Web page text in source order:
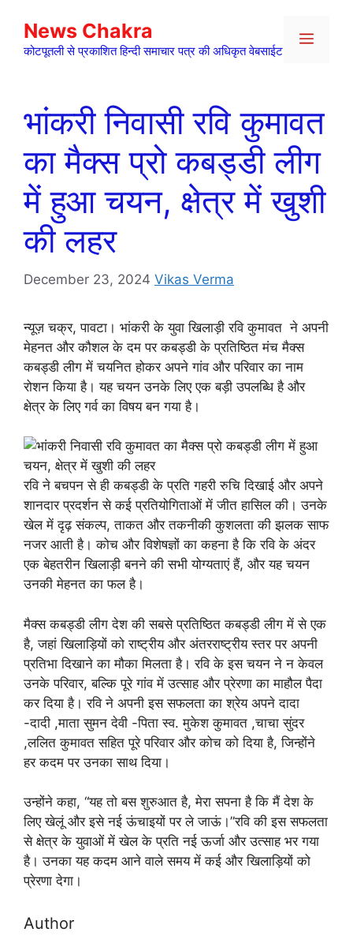
content
News Chakra
कोटपूतली से प्रकाशित हिन्दी समाचार पत्र की अधिकृत वेबसाईट
Menu
भांकरी निवासी रवि कुमावत
का मैक्स प्रो कबड्डी लीग
में हुआ चयन, क्षेत्र में खुशी
की लहर
December 23, 2024 Vikas Verma
न्यूज़ चक्र, पावटा। भांकरी के युवा खिलाड़ी रवि कुमावत ने अपनी
मेहनत और कौशल के दम पर कबड्डी के प्रतिष्ठित मंच मैक्स
कबड्डी लीग में चयनित होकर अपने गांव और परिवार का नाम
रोशन किया है। यह चयन उनके लिए एक बड़ी उपलब्धि है और
क्षेत्र के लिए गर्व का विषय बन गया है।
रवि ने बचपन से ही कबड्डी के प्रति गहरी रुचि दिखाई और अपने
शानदार प्रदर्शन से कई प्रतियोगिताओं में जीत हासिल की। उनके
खेल में दृढ़ संकल्प, ताकत और तकनीकी कुशलता की झलक साफ
नजर आती है। कोच और विशेषज्ञों का कहना है कि रवि के अंदर
एक बेहतरीन खिलाड़ी बनने की सभी योग्यताएं हैं, और यह चयन
उनकी मेहनत का फल है।
मैक्स कबड्डी लीग देश की सबसे प्रतिष्ठित कबड्डी लीग में से एक
है, जहां खिलाड़ियों को राष्ट्रीय और अंतरराष्ट्रीय स्तर पर अपनी
प्रतिभा दिखाने का मौका मिलता है। रवि के इस चयन ने न केवल
उनके परिवार, बल्कि पूरे गांव में उत्साह और प्रेरणा का माहौल पैदा
कर दिया है। रवि ने अपनी इस सफलता का श्रेय अपने दादा
-दादी ,माता सुमन देवी -पिता स्व. मुकेश कुमावत ,चाचा सुंदर
,ललित कुमावत सहित पूरे परिवार और कोच को दिया है, जिन्होंने
हर कदम पर उनका साथ दिया।
उन्होंने कहा, “यह तो बस शुरुआत है, मेरा सपना है कि मैं देश के
लिए खेलूं और इसे नई ऊंचाइयों पर ले जाऊं।”रवि की इस सफलता
से क्षेत्र के युवाओं में खेल के प्रति नई ऊर्जा और उत्साह भर गया
है। उनका यह कदम आने वाले समय में कई और खिलाड़ियों को
प्रेरणा देगा।
Author